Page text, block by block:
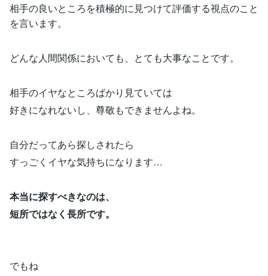
相手の良いところを積極的に見つけて評価する視点のこと
を言います。
どんな人間関係においても、とても大事なことです。
相手のイヤなところばかり見ていては
好きになれないし、尊敬もできませんよね。
自分だってあら探しされたら
すっごくイヤな気持ちになります…
本当に探すべきなのは、
短所ではなく長所です。
でもね